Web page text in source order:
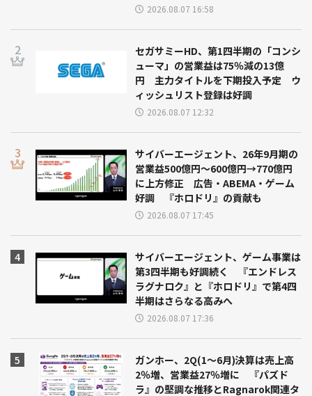
2026.08.07 16:58
セガサミーHD、第1四半期の「コンシ
ューマ」の営業益は75％減の13億
円 主力タイトルを下期投入予定 ウ
ィッシュリスト登録は好調
2026.08.07 12:32
サイバーエージェント、26年9月期の
営業益500億円～600億円→770億円
に上方修正 広告・ABEMA・ゲーム
好調 『ホロドリ』の貢献も
2026.08.07 17:45
サイバーエージェント、ゲーム事業は
第3四半期も好調続く 『エンドレス
ラグナロク』と『ホロドリ』で第4四
半期はさらなる高みへ
2026.08.07 17:36
ガンホー、2Q(1～6月)決算は売上高
2％増、営業益27％増に 『パズド
ラ』の堅調な推移とRagnarok関連タ